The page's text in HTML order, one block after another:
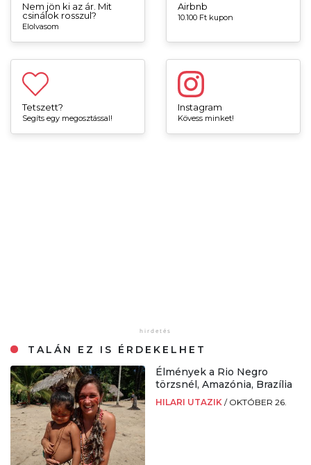
Nem jön ki az ár. Mit
csinálok rosszul?
Elolvasom
Airbnb
10.100 Ft kupon
Tetszett?
Segíts egy megosztással!
Instagram
Kövess minket!
TALÁN EZ IS ÉRDEKELHET
Élmények a Rio Negro
törzsnél, Amazónia, Brazília
HILARI UTAZIK / OKTÓBER 26.